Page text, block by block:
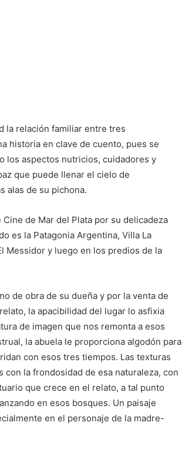
la relación familiar entre tres
historia en clave de cuento, pues se
los aspectos nutricios, cuidadores y
que puede llenar el cielo de
alas de su pichona.
de Mar del Plata por su delicadeza
es la Patagonia Argentina, Villa La
Messidor y luego en los predios de la
de obra de su dueña y por la venta de
la apacibilidad del lugar lo asfixia
de imagen que nos remonta a esos
la abuela le proporciona algodón para
con esos tres tiempos. Las texturas
con la frondosidad de esa naturaleza, con
que crece en el relato, a tal punto
en esos bosques. Un paisaje
en el personaje de la madre-